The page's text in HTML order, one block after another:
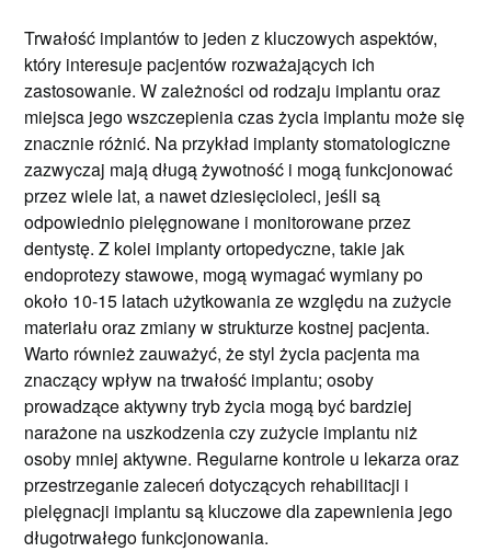
Trwałość implantów to jeden z kluczowych aspektów,
który interesuje pacjentów rozważających ich
zastosowanie. W zależności od rodzaju implantu oraz
miejsca jego wszczepienia czas życia implantu może się
znacznie różnić. Na przykład implanty stomatologiczne
zazwyczaj mają długą żywotność i mogą funkcjonować
przez wiele lat, a nawet dziesięcioleci, jeśli są
odpowiednio pielęgnowane i monitorowane przez
dentystę. Z kolei implanty ortopedyczne, takie jak
endoprotezy stawowe, mogą wymagać wymiany po
około 10-15 latach użytkowania ze względu na zużycie
materiału oraz zmiany w strukturze kostnej pacjenta.
Warto również zauważyć, że styl życia pacjenta ma
znaczący wpływ na trwałość implantu; osoby
prowadzące aktywny tryb życia mogą być bardziej
narażone na uszkodzenia czy zużycie implantu niż
osoby mniej aktywne. Regularne kontrole u lekarza oraz
przestrzeganie zaleceń dotyczących rehabilitacji i
pielęgnacji implantu są kluczowe dla zapewnienia jego
długotrwałego funkcjonowania.